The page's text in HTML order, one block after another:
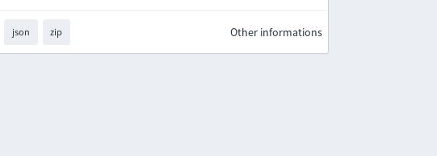
json zip Other informations